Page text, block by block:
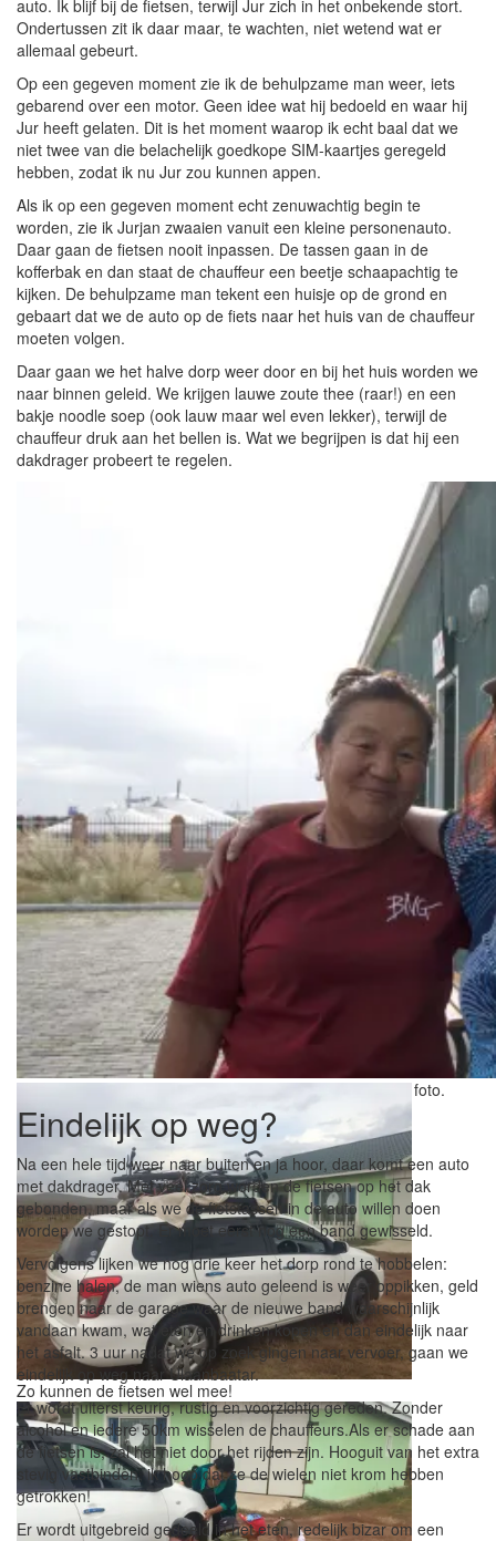
auto. Ik blijf bij de fietsen, terwijl Jur zich in het onbekende stort.
Ondertussen zit ik daar maar, te wachten, niet wetend wat er
allemaal gebeurt.
Op een gegeven moment zie ik de behulpzame man weer, iets
gebarend over een motor. Geen idee wat hij bedoeld en waar hij
Jur heeft gelaten. Dit is het moment waarop ik echt baal dat we
niet twee van die belachelijk goedkope SIM-kaartjes geregeld
hebben, zodat ik nu Jur zou kunnen appen.
Als ik op een gegeven moment echt zenuwachtig begin te
worden, zie ik Jurjan zwaaien vanuit een kleine personenauto.
Daar gaan de fietsen nooit inpassen. De tassen gaan in de
kofferbak en dan staat de chauffeur een beetje schaapachtig te
kijken. De behulpzame man tekent een huisje op de grond en
gebaart dat we de auto op de fiets naar het huis van de chauffeur
moeten volgen.
Daar gaan we het halve dorp weer door en bij het huis worden we
naar binnen geleid. We krijgen lauwe zoute thee (raar!) en een
bakje noodle soep (ook lauw maar wel even lekker), terwijl de
chauffeur druk aan het bellen is. Wat we begrijpen is dat hij een
dakdrager probeert te regelen.
De dame van het hotel wil graag nog even samen op de foto.
Zo kunnen de fietsen wel mee!
Eindelijk op weg?
Na een hele tijd weer naar buiten en ja hoor, daar komt een auto
met dakdrager. Met veel zorg worden de fietsen op het dak
gebonden, maar als we de fietstassen in de auto willen doen
worden we gestopt. Er moet eerst nog een band gewisseld.
Vervolgens lijken we nog drie keer het dorp rond te hobbelen:
benzine halen, de man wiens auto geleend is weer oppikken, geld
brengen naar de garage waar de nieuwe band waarschijnlijk
vandaan kwam, wat eten en drinken kopen en dan eindelijk naar
het asfalt. 3 uur nadat we op zoek gingen naar vervoer, gaan we
eindelijk op weg naar Ulaanbaatar.
Er wordt uiterst keurig, rustig en voorzichtig gereden. Zonder
alcohol en iedere 50km wisselen de chauffeurs.Als er schade aan
de fietsen is, zal het niet door het rijden zijn. Hooguit van het extra
stevig vastbinden, ik hoop dat ze de wielen niet krom hebben
getrokken!
Er wordt uitgebreid gedeeld in het eten, redelijk bizar om een